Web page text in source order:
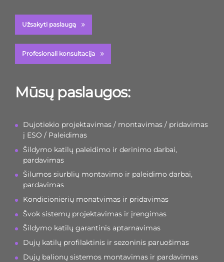
Užsakyti paslaugą
Profesionali konsultacija
Mūsų paslaugos:
Dujotiekio projektavimas / montavimas / pridavimas
į ESO / Paleidimas
Šildymo katilų paleidimo ir derinimo darbai,
pardavimas
Šilumos siurblių montavimo ir paleidimo darbai,
pardavimas
Kondicionierių monatvimas ir pridavimas
Švok sistemų projektavimas ir įrengimas
Šildymo katilų garantinis aptarnavimas
Dujų katilų profilaktinis ir sezoninis paruošimas
Dujų balionų sistemos montavimas ir pardavimas